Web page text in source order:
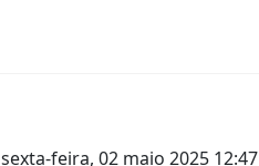
sexta-feira, 02 maio 2025 12:47